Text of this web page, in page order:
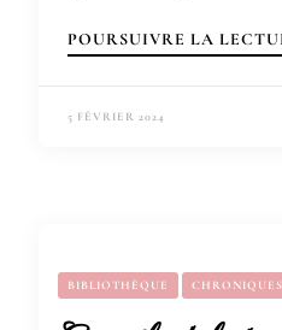
POURSUIVRE LA
5 FÉVRIER 2024
BIBLIOTHÈQUE CHRONIQUES